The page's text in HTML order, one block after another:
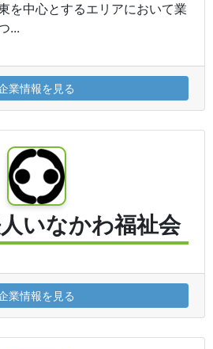
を中心とするエリアにおいて業
...
業情報を見る
いなかわ福祉会
業情報を見る